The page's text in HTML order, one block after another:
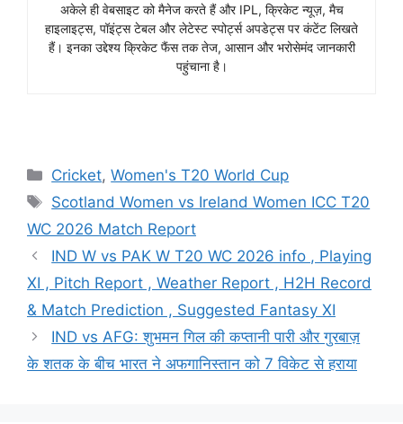
अकेले ही वेबसाइट को मैनेज करते हैं और IPL, क्रिकेट न्यूज़, मैच
हाइलाइट्स, पॉइंट्स टेबल और लेटेस्ट स्पोर्ट्स अपडेट्स पर कंटेंट लिखते
हैं। इनका उद्देश्य क्रिकेट फैंस तक तेज, आसान और भरोसेमंद जानकारी
पहुंचाना है।
Cricket,Women's T20 World Cup
Scotland Women vs Ireland Women ICC T20
WC 2026 Match Report
IND W vs PAK W T20 WC 2026 info , Playing
XI , Pitch Report , Weather Report , H2H Record
& Match Prediction , Suggested Fantasy XI
IND vs AFG: शुभमन गिल की कप्तानी पारी और गुरबाज़
के शतक के बीच भारत ने अफगानिस्तान को 7 विकेट से हराया